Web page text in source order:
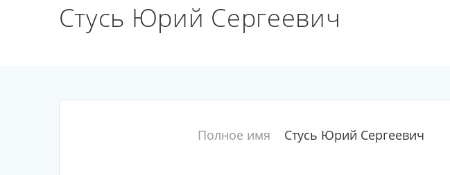
Стусь Юрий Сергеевич
Полное имя Стусь Юрий Сергеевич